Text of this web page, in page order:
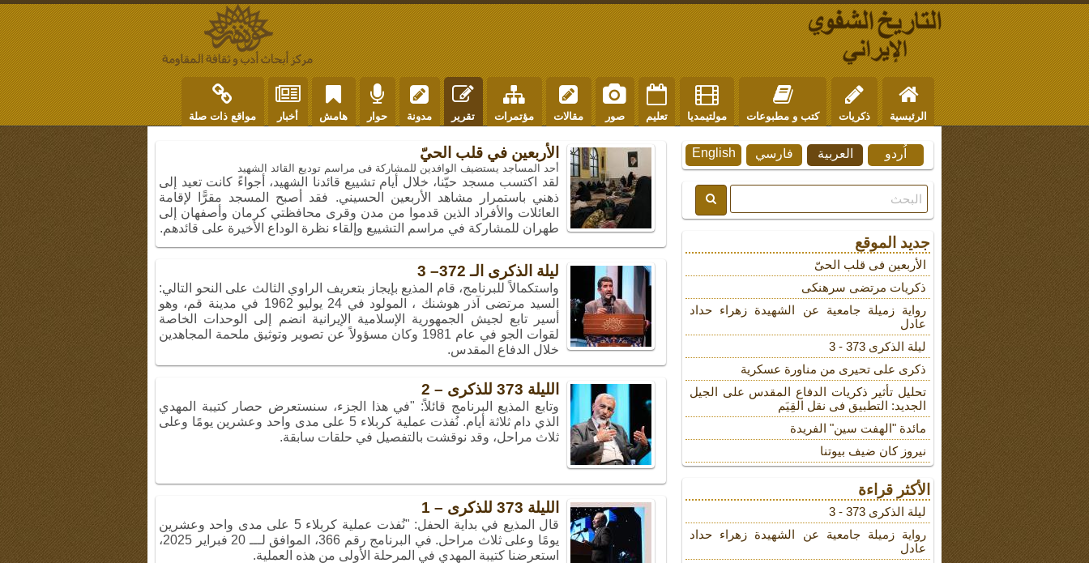
الرئيسية ذكريات كتب و مطبوعات مولتيمديا تعليم صور مقالات مؤتمرات تقرير مدونة حوار هامش أخبار مواقع ذات صلة
الأربعين في قلب الحيّ
أحد المساجد یستضیف الوافدین للمشارکة فی مراسم تودیع القائد الشهید
لقد اكتسب مسجد حيّنا، خلال أيام تشييع قائدنا الشهيد، أجواءً كانت تعيد إلى
ذهني باستمرار مشاهد الأربعين الحسيني. فقد أصبح المسجد مقرًّا لإقامة
العائلات والأفراد الذين قدموا من مدن وقرى محافظتي كرمان وأصفهان إلى
طهران للمشاركة في مراسم التشييع وإلقاء نظرة الوداع الأخيرة على قائدهم.
ليلة الذكرى الـ 372– 3
واستكمالاً للبرنامج، قام المذيع بإيجاز بتعريف الراوي الثالث على النحو التالي:
السيد مرتضى آذر هوشنك ، المولود في 24 يوليو 1962 في مدينة قم، وهو
أسير تابع لجيش الجمهورية الإسلامية الإيرانية انضم إلى الوحدات الخاصة
لقوات الجو في عام 1981 وكان مسؤولاً عن تصوير وتوثيق ملحمة المجاهدين
خلال الدفاع المقدس.
الليلة 373 للذكرى – 2
وتابع المذيع البرنامج قائلاً: "في هذا الجزء، سنستعرض حصار كتيبة المهدي
الذي دام ثلاثة أيام. نُفذت عملية كربلاء 5 على مدى واحد وعشرين يومًا وعلى
ثلاث مراحل، وقد نوقشت بالتفصيل في حلقات سابقة.
الليلة 373 للذكرى – 1
قال المذيع في بداية الحفل: "نُفذت عملية كربلاء 5 على مدى واحد وعشرين
يومًا وعلى ثلاث مراحل. في البرنامج رقم 366، الموافق لـــ 20 فبراير 2025،
استعرضنا كتيبة المهدي في المرحلة الأولى من هذه العملية.
English فارسي العربية اُردو
جديد الموقع
الأربعین فی قلب الحیّ
ذکریات مرتضى سرهنکی
روایة زمیلة جامعیة عن الشهیدة زهراء حداد
عادل
لیلة الذکرى 373 - 3
ذکری علی تحیری من مناورة عسکریة
تحلیل تأثیر ذکریات الدفاع المقدس على الجیل
الجدید: التطبیق فی نقل القِیَم
مائدة "الهفت سین" الفریدة
نیروز کان ضیف بیوتنا
الأكثر قراءة
لیلة الذکرى 373 - 3
روایة زمیلة جامعیة عن الشهیدة زهراء حداد
عادل